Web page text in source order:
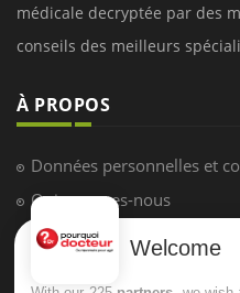
médicale decryptée par des
conseils des meilleurs
À PROPOS
Données personnelles et
Qui sommes-nous
Conditions d'utilisation
Welcome